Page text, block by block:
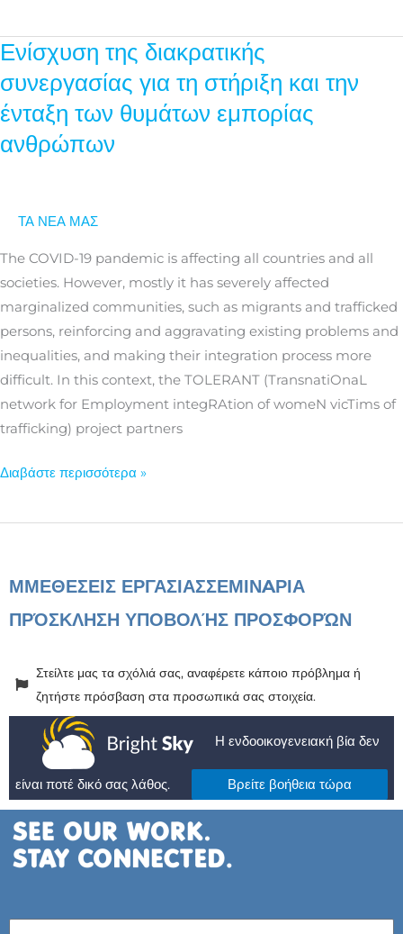
Ενίσχυση της διακρατικής
συνεργασίας για τη στήριξη και την
ένταξη των θυμάτων εμπορίας
ανθρώπων
ΤΑ ΝΕΑ ΜΑΣ
The COVID-19 pandemic is affecting all countries and all
societies. However, mostly it has severely affected
marginalized communities, such as migrants and trafficked
persons, reinforcing and aggravating existing problems and
inequalities, and making their integration process more
difficult. In this context, the TOLERANT (TransnatiOnaL
network for Employment integRAtion of womeN vicTims of
trafficking) project partners
Ενίσχυση
διακρατικής
συνεργασίας
για
ένταξη
των
θυμάτων
εμπορίας
ανθρώπων
Διαβάστε περισσότερα »
ΜΜΕΘΕΣΕΙΣ ΕΡΓΑΣΙΑΣΣΕΜΙΝAΡΙΑ
ΠΡΌΣΚΛΗΣΗ ΥΠΟΒΟΛΉΣ ΠΡΟΣΦΟΡΏΝ
Στείλτε μας τα σχόλιά σας, αναφέρετε κάποιο πρόβλημα ή
ζητήστε πρόσβαση στα προσωπικά σας στοιχεία.
Η ενδοοικογενειακή βία δεν
είναι ποτέ δικό σας λάθος. Βρείτε βοήθεια τώρα